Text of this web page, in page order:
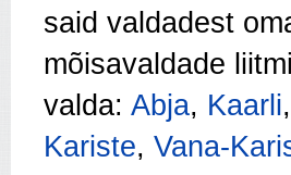
said valdadest
mõisavaldade
valda: Abja, Kaarli
Kariste, Vana-